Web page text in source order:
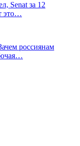
Senat за 12
это…
россиянам